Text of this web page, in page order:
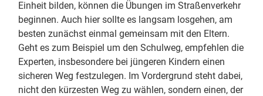
Einheit bilden, können die Übungen im Straßenverkehr
beginnen. Auch hier sollte es langsam losgehen, am
besten zunächst einmal gemeinsam mit den Eltern.
Geht es zum Beispiel um den Schulweg, empfehlen die
Experten, insbesondere bei jüngeren Kindern einen
sicheren Weg festzulegen. Im Vordergrund steht dabei,
nicht den kürzesten Weg zu wählen, sondern einen, der